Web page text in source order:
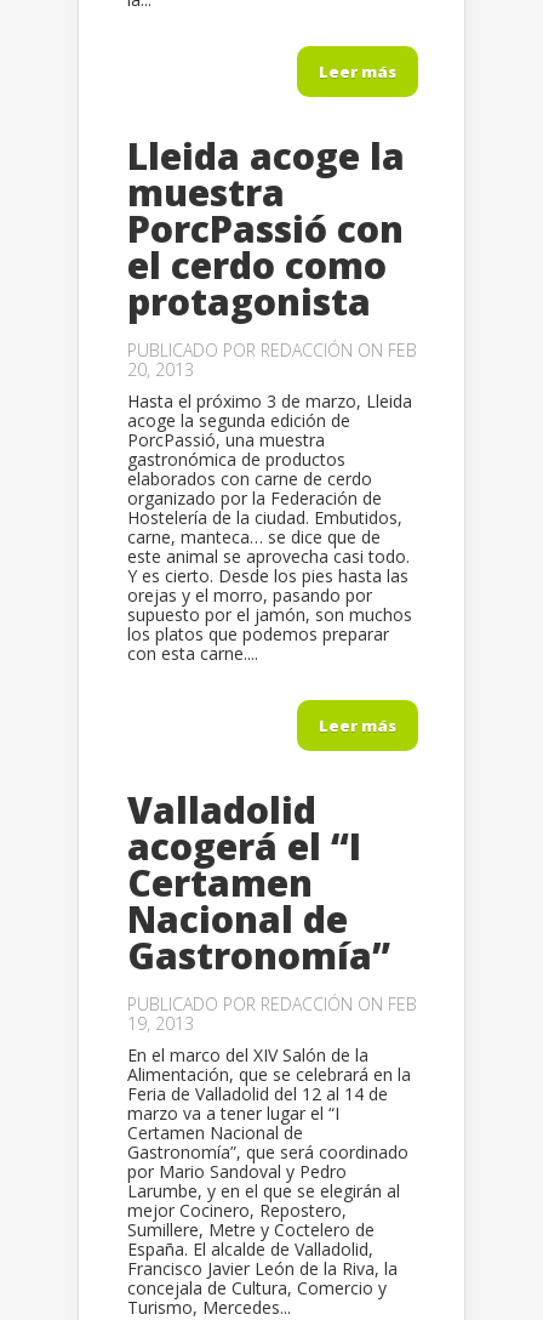
Leer más
Lleida acoge la
muestra
PorcPassió con
el cerdo como
protagonista
PUBLICADO POR REDACCIÓN ON FEB
20, 2013
Hasta el próximo 3 de marzo, Lleida
acoge la segunda edición de
PorcPassió, una muestra
gastronómica de productos
elaborados con carne de cerdo
organizado por la Federación de
Hostelería de la ciudad. Embutidos,
carne, manteca… se dice que de
este animal se aprovecha casi todo.
Y es cierto. Desde los pies hasta las
orejas y el morro, pasando por
supuesto por el jamón, son muchos
los platos que podemos preparar
con esta carne....
Leer más
Valladolid
acogerá el “I
Certamen
Nacional de
Gastronomía”
PUBLICADO POR REDACCIÓN ON FEB
19, 2013
En el marco del XIV Salón de la
Alimentación, que se celebrará en la
Feria de Valladolid del 12 al 14 de
marzo va a tener lugar el “I
Certamen Nacional de
Gastronomía”, que será coordinado
por Mario Sandoval y Pedro
Larumbe, y en el que se elegirán al
mejor Cocinero, Repostero,
Sumillere, Metre y Coctelero de
España. El alcalde de Valladolid,
Francisco Javier León de la Riva, la
concejala de Cultura, Comercio y
Turismo, Mercedes...